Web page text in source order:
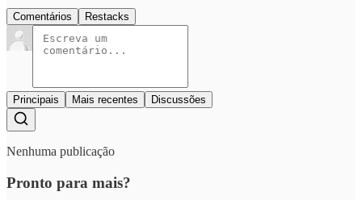
Comentários Restacks
Principais Mais recentes Discussões
Nenhuma publicação
Pronto para mais?